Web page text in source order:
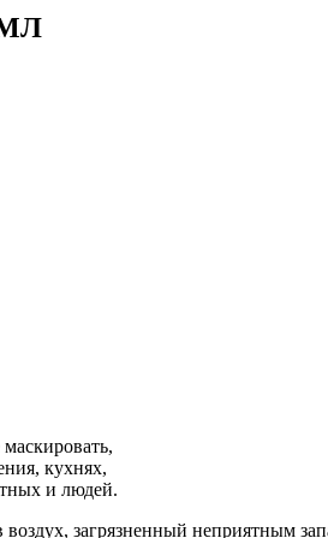
МЛ
кухнях,
и людей.
загрязненный неприятным